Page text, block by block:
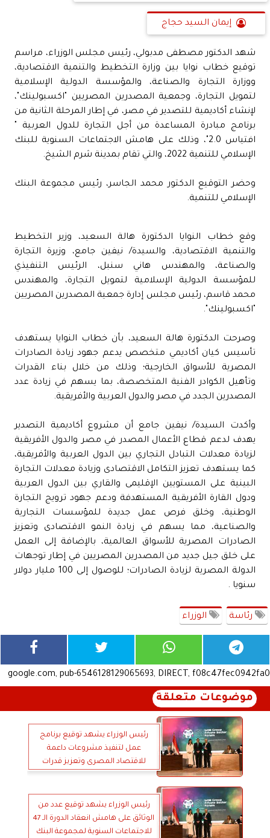
إيمان السيد حجاج
شهد الدكتور مصطفى مدبولي، رئيس مجلس الوزراء، مراسم
توقيع خطاب نوايا بين وزارة التخطيط والتنمية الاقتصادية،
ووزارة التجارة والصناعة، والمؤسسة الدولية الإسلامية
لتمويل التجارة، وجمعية المصدرين المصريين "اكسبولينك"،
لإنشاء أكاديمية للتصدير في مصر، في إطار المرحلة الثانية من
برنامج مبادرة المساعدة من أجل التجارة للدول العربية "
افتياس 2.0"، وذلك على هامش الاجتماعات السنوية للبنك
الإسلامي للتنمية 2022، والتي تقام بمدينة شرم الشيخ.
وحضر التوقيع الدكتور محمد الجاسر، رئيس مجموعة البنك
الإسلامي للتنمية.
وقع خطاب النوايا الدكتورة هالة السعيد، وزير التخطيط
والتنمية الاقتصادية، والسيدة/ نيفين جامع، وزيرة التجارة
والصناعة، والمهندس هاني سنبل، الرئيس التنفيذي
للمؤسسة الدولية الإسلامية لتمويل التجارة، والمهندس
محمد قاسم، رئيس مجلس إدارة جمعية المصدرين المصريين
"اكسبولينك".
وصرحت الدكتورة هالة السعيد، بأن خطاب النوايا يستهدف
تأسيس كيان أكاديمي متخصص يدعم جهود زيادة الصادرات
المصرية للأسواق الخارجية؛ وذلك من خلال بناء القدرات
وتأهيل الكوادر الفنية المتخصصة، بما يسهم في زيادة عدد
المصدرين الجدد في مصر والدول العربية والأفريقية.
وأكدت السيدة/ نيفين جامع أن مشروع أكاديمية التصدير
يهدف لدعم قطاع الأعمال المصدر في مصر والدول الأفريقية
لزيادة معدلات التبادل التجاري بين الدول العربية والأفريقية،
كما يستهدف تعزيز التكامل الاقتصادى وزيادة معدلات التجارة
البينية على المستويين الإقليمى والقاري بين الدول العربية
ودول القارة الأفريقية المستهدفة ودعم جهود ترويج التجارة
الوطنية، وخلق فرص عمل جديدة للمؤسسات التجارية
والصناعية، مما يسهم في زيادة النمو الاقتصادى وتعزيز
الصادرات المصرية للأسواق العالمية، بالإضافة إلى العمل
على خلق جيل جديد من المصدرين المصريين في إطار توجهات
الدولة المصرية لزيادة الصادرات؛ للوصول إلى 100 مليار دولار
سنويا .
رئاسة الوزراء
google.com, pub-6546128129065693, DIRECT, f08c47fec0942fa0
موضوعات متعلقة
رئيس الوزراء يشهد توقيع برنامج
عمل لتنفيذ مشروعات داعمة
للاقتصاد المصرى وتعزيز قدرات
رئيس الوزراء يشهد توقيع عدد من
الوثائق على هامش انعقاد الدورة الـ 47
للاجتماعات السنوية لمجموعة البنك